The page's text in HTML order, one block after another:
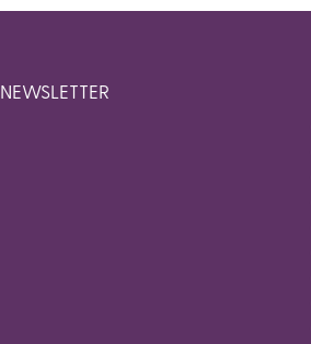
NEWSLETTER